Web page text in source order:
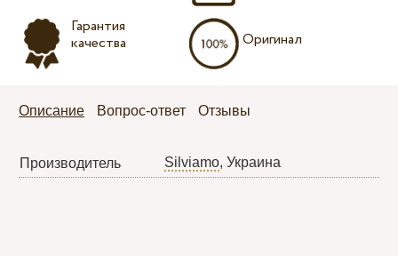
Гарантия
качества
Оригинал
Описание Вопрос-ответ Отзывы
Производитель Silviamo, Украина